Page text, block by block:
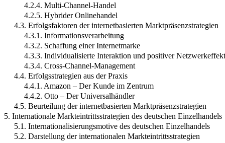
4.2.4. Multi-Channel-Handel
4.2.5. Hybrider Onlinehandel
4.3. Erfolgsfaktoren der internetbasierten Marktpräsenzstrategien
4.3.1. Informationsverarbeitung
4.3.2. Schaffung einer Internetmarke
4.3.3. Individualisierte Interaktion und positiver Netzwerkeffekt
4.3.4. Cross-Channel-Management
4.4. Erfolgsstrategien aus der Praxis
4.4.1. Amazon – Der Kunde im Zentrum
4.4.2. Otto – Der Universalhändler
4.5. Beurteilung der internetbasierten Marktpräsenzstrategien
5. Internationale Markteintrittsstrategien des deutschen Einzelhandels
5.1. Internationalisierungsmotive des deutschen Einzelhandels
5.2. Darstellung der internationalen Markteintrittsstrategien